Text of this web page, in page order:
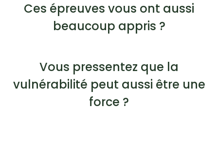
Ces épreuves vous ont aussi
beaucoup appris ?
Vous pressentez que la
vulnérabilité peut aussi être une
force ?